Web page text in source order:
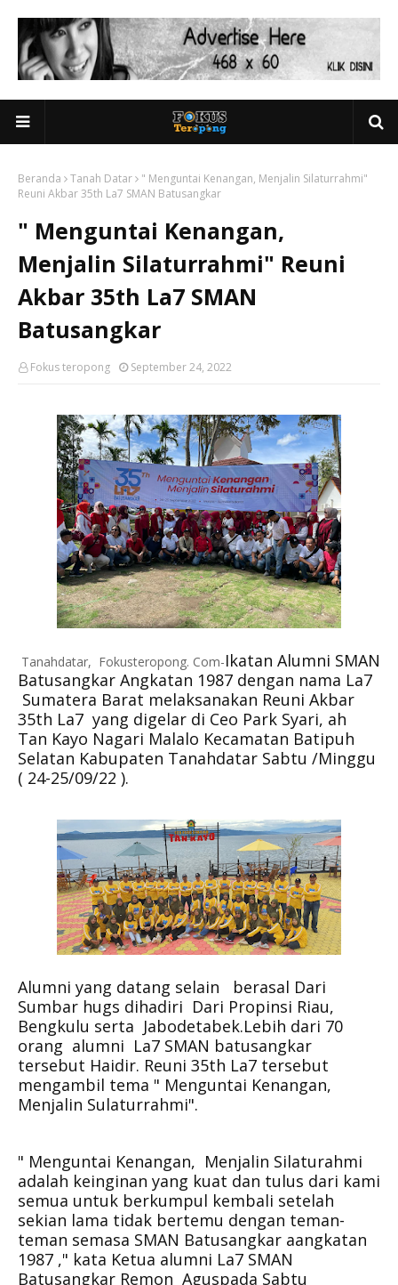
Beranda Tanah Datar
" Menguntai Kenangan, Menjalin Silaturrahmi"
Reuni Akbar 35th La7 SMAN Batusangkar
" Menguntai Kenangan,
Menjalin Silaturrahmi" Reuni
Akbar 35th La7 SMAN
Batusangkar
Fokus teropong September 24, 2022
Tanahdatar, Fokusteropong. Com-Ikatan Alumni SMAN
Batusangkar Angkatan 1987 dengan nama La7
Sumatera Barat melaksanakan Reuni Akbar
35th La7 yang digelar di Ceo Park Syari, ah
Tan Kayo Nagari Malalo Kecamatan Batipuh
Selatan Kabupaten Tanahdatar Sabtu /Minggu
( 24-25/09/22 ).
Alumni yang datang selain berasal Dari
Sumbar hugs dihadiri Dari Propinsi Riau,
Bengkulu serta Jabodetabek.Lebih dari 70
orang alumni La7 SMAN batusangkar
tersebut Haidir. Reuni 35th La7 tersebut
mengambil tema " Menguntai Kenangan,
Menjalin Sulaturrahmi".
" Menguntai Kenangan, Menjalin Silaturahmi
adalah keinginan yang kuat dan tulus dari kami
semua untuk berkumpul kembali setelah
sekian lama tidak bertemu dengan teman-
teman semasa SMAN Batusangkar aangkatan
1987 ," kata Ketua alumni La7 SMAN
Batusangkar Remon Aguspada Sabtu